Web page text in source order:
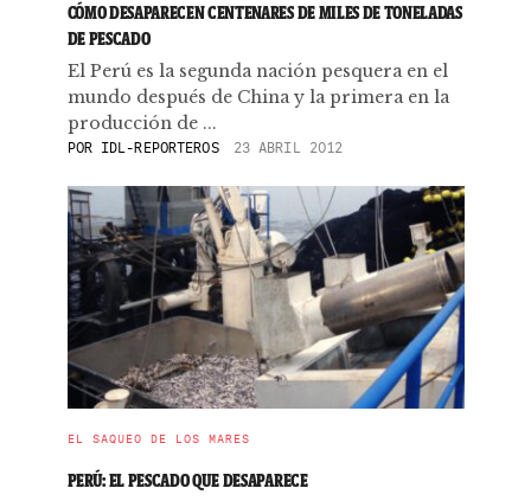
CÓMO DESAPARECEN CENTENARES DE MILES DE TONELADAS
DE PESCADO
El Perú es la segunda nación pesquera en el
mundo después de China y la primera en la
producción de ...
POR IDL-REPORTEROS 23 ABRIL 2012
EL SAQUEO DE LOS MARES
PERÚ: EL PESCADO QUE DESAPARECE